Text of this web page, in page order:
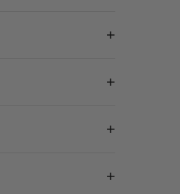
+
+
+
+